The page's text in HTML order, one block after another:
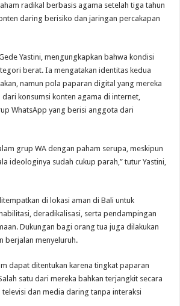
radikal berbasis agama setelah tiga tahun
daring berisiko dan jaringan percakapan
Yastini, mengungkapkan bahwa kondisi
berat. Ia mengatakan identitas kedua
namun pola paparan digital yang mereka
konsumsi konten agama di internet,
WhatsApp yang berisi anggota dari
grup WA dengan paham serupa, meskipun
ideologinya sudah cukup parah,” tutur Yastini,
di lokasi aman di Bali untuk
deradikalisasi, serta pendampingan
Dukungan bagi orang tua juga dilakukan
berjalan menyeluruh.
dapat ditentukan karena tingkat paparan
satu dari mereka bahkan terjangkit secara
dan media daring tanpa interaksi